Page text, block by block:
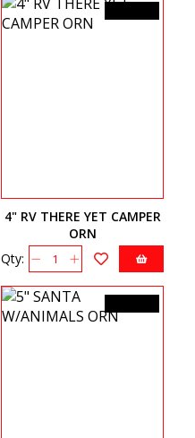
4" RV THERE YET CAMPER
ORN
Qty: